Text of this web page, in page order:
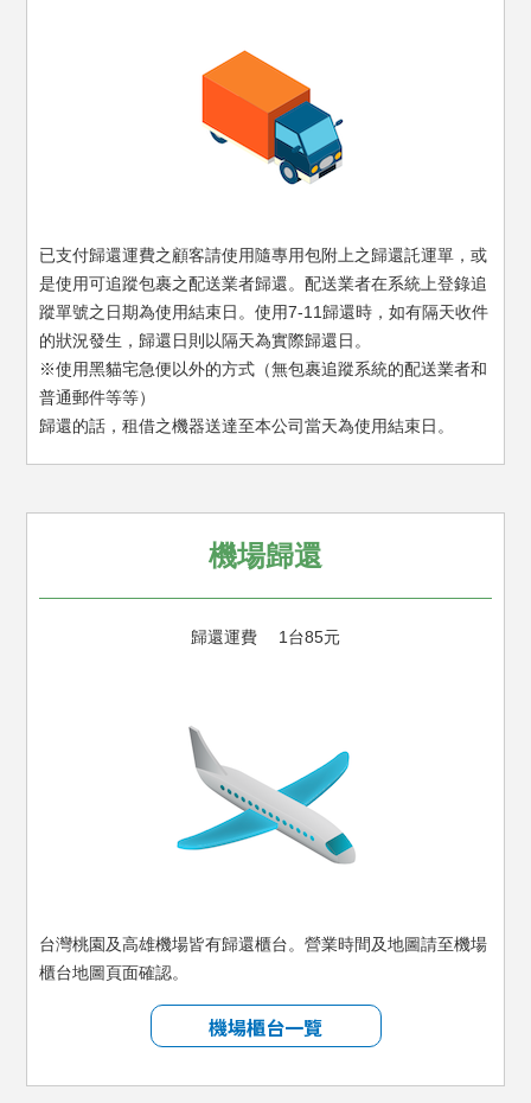
已支付歸還運費之顧客請使用隨專用包附上之歸還託運單，或
是使用可追蹤包裹之配送業者歸還。配送業者在系統上登錄追
蹤單號之日期為使用結束日。使用7-11歸還時，如有隔天收件
的狀況發生，歸還日則以隔天為實際歸還日。
※使用黑貓宅急便以外的方式（無包裹追蹤系統的配送業者和
普通郵件等等）
歸還的話，租借之機器送達至本公司當天為使用結束日。
機場歸還
歸還運費 1台85元
台灣桃園及高雄機場皆有歸還櫃台。營業時間及地圖請至機場
櫃台地圖頁面確認。
機場櫃台一覽